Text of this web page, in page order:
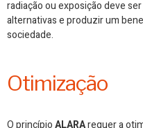
radiação ou exposição deve
alternativas e produzir um
sociedade.
Otimização
O princípioALARArequer a